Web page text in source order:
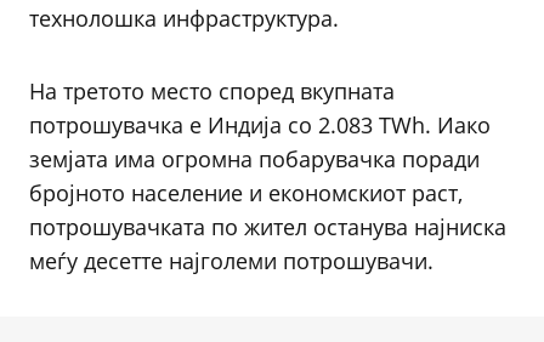
технолошка инфраструктура.
На третото место според вкупната
потрошувачка е Индија со 2.083 TWh. Иако
земјата има огромна побарувачка поради
бројното население и економскиот раст,
потрошувачката по жител останува најниска
меѓу десетте најголеми потрошувачи.